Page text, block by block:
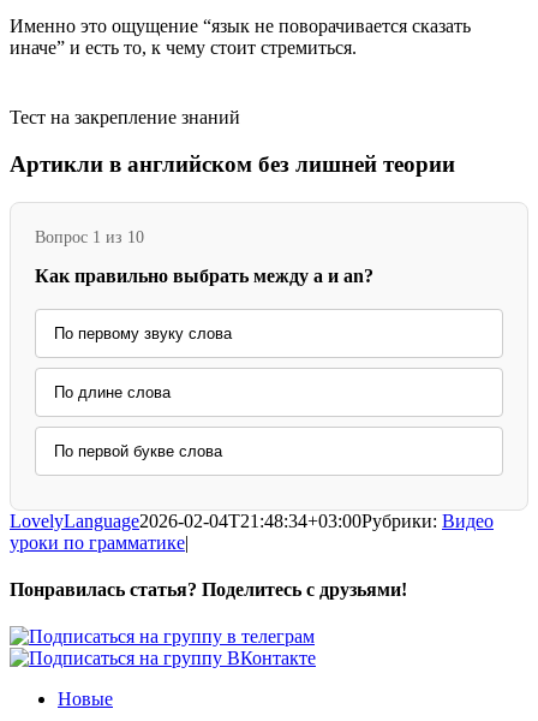
Именно это ощущение “язык не поворачивается сказать
иначе” и есть то, к чему стоит стремиться.
Тест на закрепление знаний
Артикли в английском без лишней теории
Вопрос 1 из 10
Как правильно выбрать между a и an?
По первому звуку слова
По длине слова
По первой букве слова
LovelyLanguage2026-02-04T21:48:34+03:00Рубрики: Видео
уроки по грамматике|
Понравилась статья? Поделитесь с друзьями!
Facebook
X
Pinterest
Vk
Новые